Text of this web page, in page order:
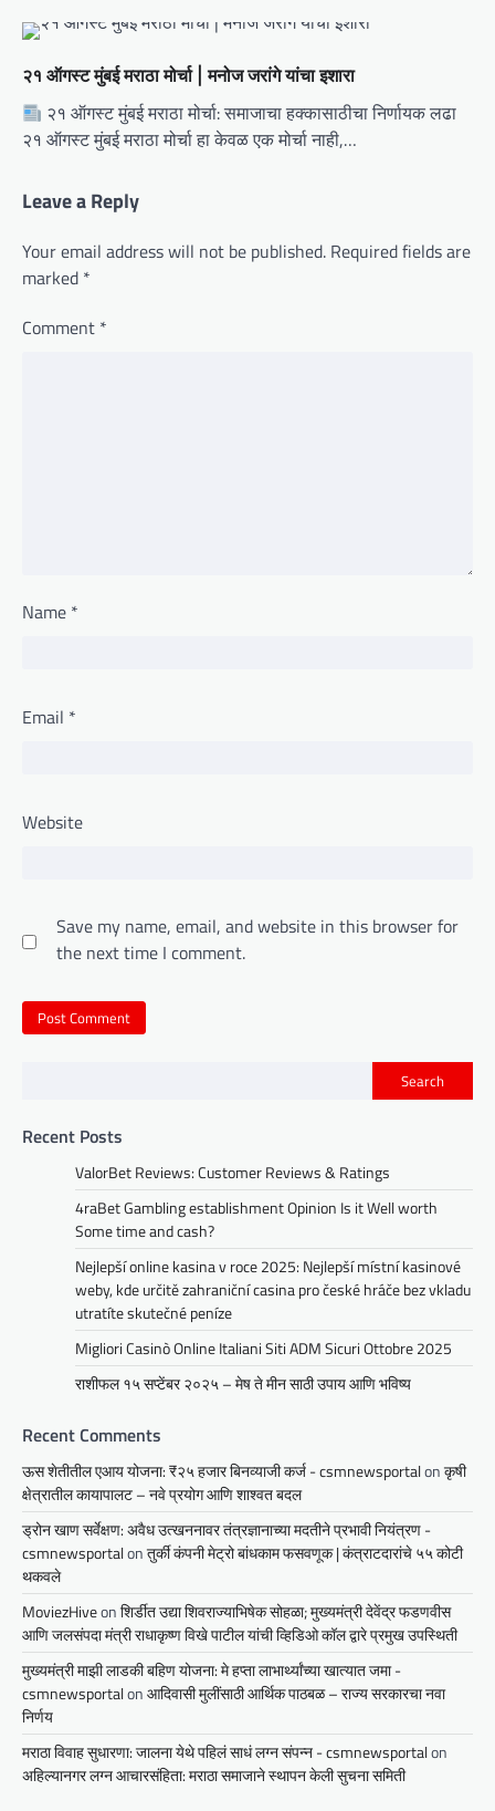
२१ ऑगस्ट मुंबई मराठा मोर्चा | मनोज जरांगे यांचा इशारा
२१ ऑगस्ट मुंबई मराठा मोर्चा: समाजाचा हक्कासाठीचा निर्णायक लढा
२१ ऑगस्ट मुंबई मराठा मोर्चा हा केवळ एक मोर्चा नाही,…
Leave a Reply
Your email address will not be published. Required fields are
marked *
Comment *
Name *
Email *
Website
Save my name, email, and website in this browser for
the next time I comment.
Search
Recent Posts
ValorBet Reviews: Customer Reviews & Ratings
4raBet Gambling establishment Opinion Is it Well worth
Some time and cash?
Nejlepší online kasina v roce 2025: Nejlepší místní kasinové
weby, kde určitě zahraniční casina pro české hráče bez vkladu
utratíte skutečné peníze
Migliori Casinò Online Italiani Siti ADM Sicuri Ottobre 2025
राशीफल १५ सप्टेंबर २०२५ – मेष ते मीन साठी उपाय आणि भविष्य
Recent Comments
ऊस शेतीतील एआय योजना: ₹२५ हजार बिनव्याजी कर्ज - csmnewsportalonकृषी
क्षेत्रातील कायापालट – नवे प्रयोग आणि शाश्वत बदल
ड्रोन खाण सर्वेक्षण: अवैध उत्खननावर तंत्रज्ञानाच्या मदतीने प्रभावी नियंत्रण -
csmnewsportalonतुर्की कंपनी मेट्रो बांधकाम फसवणूक | कंत्राटदारांचे ५५ कोटी
थकवले
MoviezHiveonशिर्डीत उद्या शिवराज्याभिषेक सोहळा; मुख्यमंत्री देवेंद्र फडणवीस
आणि जलसंपदा मंत्री राधाकृष्ण विखे पाटील यांची व्हिडिओ कॉल द्वारे प्रमुख उपस्थिती
मुख्यमंत्री माझी लाडकी बहिण योजना: मे हप्ता लाभार्थ्यांच्या खात्यात जमा -
csmnewsportalonआदिवासी मुलींसाठी आर्थिक पाठबळ – राज्य सरकारचा नवा
निर्णय
मराठा विवाह सुधारणा: जालना येथे पहिलं साधं लग्न संपन्न - csmnewsportalon
अहिल्यानगर लग्न आचारसंहिता: मराठा समाजाने स्थापन केली सुचना समिती